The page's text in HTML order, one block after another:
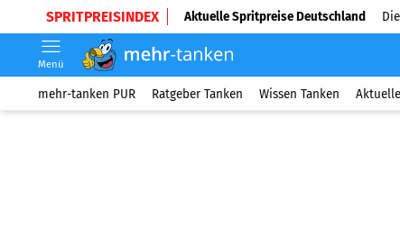
SPRITPREISINDEX Aktuelle Spritpreise Deutschland
Menü
mehr-tanken PUR Ratgeber Tanken Wissen Tanken